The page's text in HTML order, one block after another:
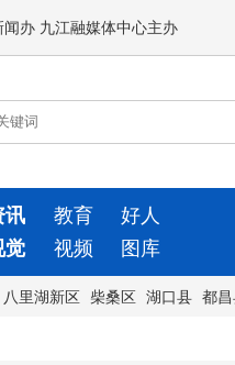
闻办 九江融媒体中心主办
讯 教育 好人
觉 视频 图库
八里湖新区 柴桑区 湖口县 都